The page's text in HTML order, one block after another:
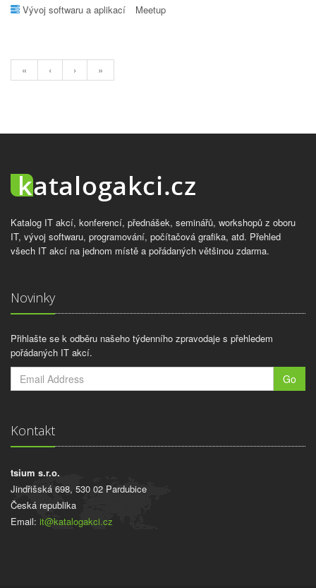
Vývoj softwaru a aplikací
Meetup
« ‹ › »
Katalog IT akcí, konferencí, přednášek, seminářů, workshopů z oboru
IT, vývoj softwaru, programování, počítačová grafika, atd. Přehled
všech IT akcí na jednom místě a pořádaných většinou zdarma.
Novinky
Přihlašte se k odběru našeho týdenního zpravodaje s přehledem
pořádaných IT akcí.
Go
Kontakt
tsium s.r.o.
Jindřišská 698, 530 02 Pardubice
Česká republika
Email: it@katalogakci.cz